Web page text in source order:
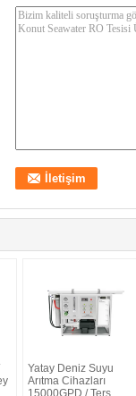
Yatay Deniz Suyu
Arıtma Cihazları
15000GPD / Ters